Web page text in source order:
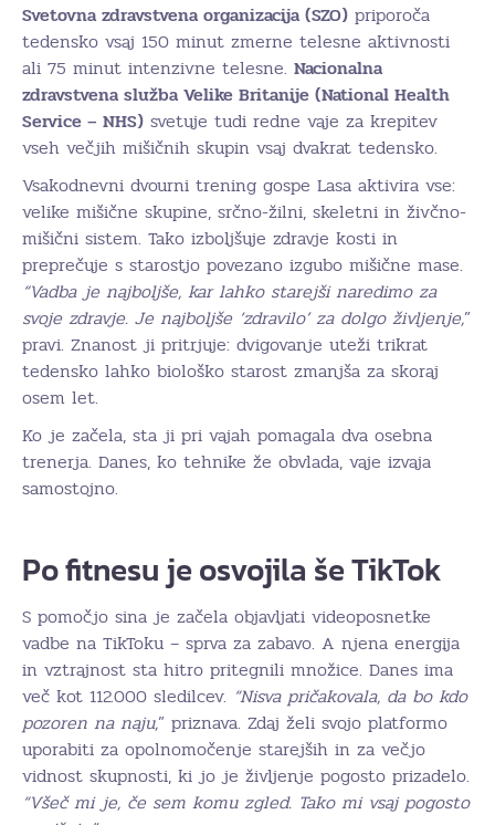
Svetovna zdravstvena organizacija (SZO) priporoča
tedensko vsaj 150 minut zmerne telesne aktivnosti
ali 75 minut intenzivne telesne. Nacionalna
zdravstvena služba Velike Britanije (National Health
Service – NHS) svetuje tudi redne vaje za krepitev
vseh večjih mišičnih skupin vsaj dvakrat tedensko.
Vsakodnevni dvourni trening gospe Lasa aktivira vse:
velike mišične skupine, srčno-žilni, skeletni in živčno-
mišični sistem. Tako izboljšuje zdravje kosti in
preprečuje s starostjo povezano izgubo mišične mase.
“Vadba je najboljše, kar lahko starejši naredimo za
svoje zdravje. Je najboljše ‘zdravilo’ za dolgo življenje,”
pravi. Znanost ji pritrjuje: dvigovanje uteži trikrat
tedensko lahko biološko starost zmanjša za skoraj
osem let.
Ko je začela, sta ji pri vajah pomagala dva osebna
trenerja. Danes, ko tehnike že obvlada, vaje izvaja
samostojno.
Po fitnesu je osvojila še TikTok
S pomočjo sina je začela objavljati videoposnetke
vadbe na TikToku – sprva za zabavo. A njena energija
in vztrajnost sta hitro pritegnili množice. Danes ima
več kot 112.000 sledilcev. “Nisva pričakovala, da bo kdo
pozoren na naju,” priznava. Zdaj želi svojo platformo
uporabiti za opolnomočenje starejših in za večjo
vidnost skupnosti, ki jo je življenje pogosto prizadelo.
“Všeč mi je, če sem komu zgled. Tako mi vsaj pogosto